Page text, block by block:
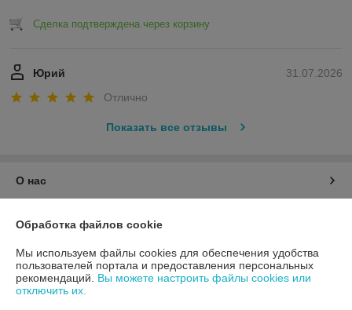
Сделка подтверждена через корзину
31.07.2026
Юрий
Отлично
Показать все отзывы
О нас
Контакты
Доставка и оплата
График работы
Обработка файлов cookie
Мы используем файлы cookies для обеспечения удобства
пользователей портала и предоставления персональных
рекомендаций. Вы можете настроить файлы cookies или
отключить их.